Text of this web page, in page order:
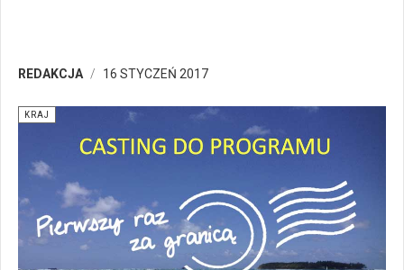
REDAKCJA 16 STYCZEŃ 2017
KRAJ